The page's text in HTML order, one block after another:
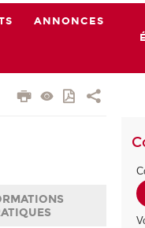
ANNONCES